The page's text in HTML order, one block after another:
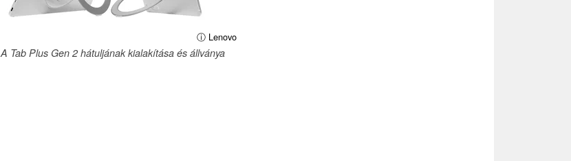
ⓘ Lenovo
A Tab Plus Gen 2 hátuljának kialakítása és állványa